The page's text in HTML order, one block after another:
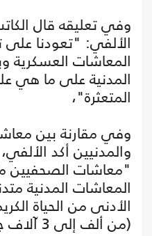
وفي تعليقه قال
الألفي: "تعودنا على
المعاشات العسكرية
المدنية على ما هي
المتعثرة"،
وفي مقارنة بين
والمدنيين أكد الألفي،
"معاشات الصحفيين
المعاشات المدنية
الأدنى من الحياة
(من ألف إلى 3 آلاف جنيه شهريا)".